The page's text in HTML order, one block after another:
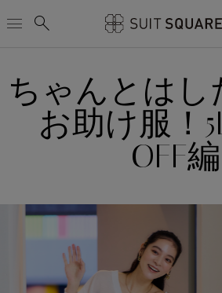
menu search
ちゃんとはし
お助け服！
-OFF編-